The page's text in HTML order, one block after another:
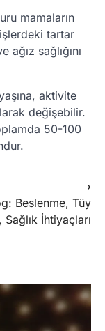
mamaların
tartar
sağlığını
aktivite
değişebilir.
50-100
Beslenme, Tüy
Sağlık İhtiyaçları
⟶